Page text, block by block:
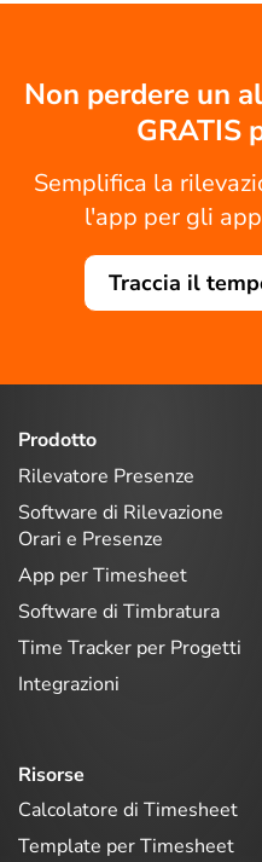
Non perdere un
GRATIS
Semplifica la
l'app per gli
Traccia il
Prodotto
Rilevatore Presenze
Software di Rilevazione
Orari e Presenze
App per Timesheet
Software di Timbratura
Time Tracker per Progetti
Integrazioni
Risorse
Calcolatore di Timesheet
Template per Timesheet